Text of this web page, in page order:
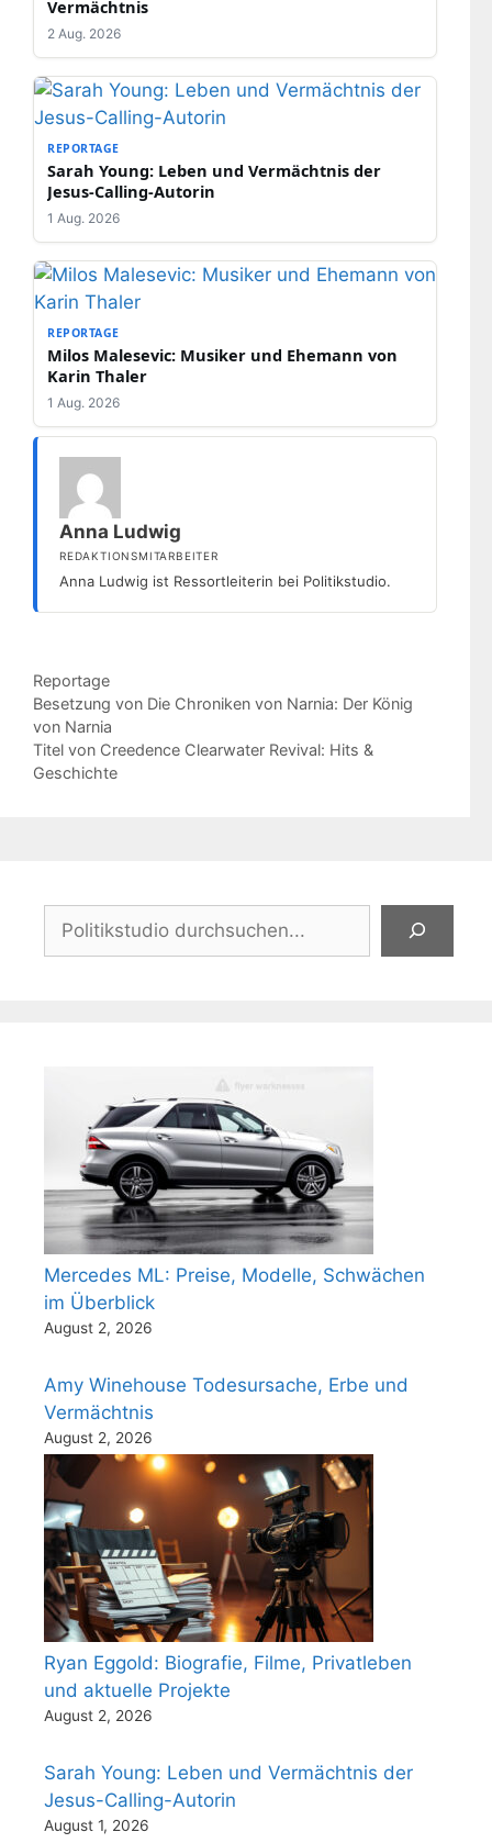
Vermächtnis
2 Aug. 2026
REPORTAGE
Sarah Young: Leben und Vermächtnis der
Jesus-Calling-Autorin
1 Aug. 2026
REPORTAGE
Milos Malesevic: Musiker und Ehemann von
Karin Thaler
1 Aug. 2026
Anna Ludwig
REDAKTIONSMITARBEITER
Anna Ludwig ist Ressortleiterin bei Politikstudio.
Kategorien
Reportage
Besetzung von Die Chroniken von Narnia: Der König
von Narnia
Titel von Creedence Clearwater Revival: Hits &
Geschichte
Mercedes ML: Preise, Modelle, Schwächen
im Überblick
August 2, 2026
Amy Winehouse Todesursache, Erbe und
Vermächtnis
August 2, 2026
Ryan Eggold: Biografie, Filme, Privatleben
und aktuelle Projekte
August 2, 2026
Sarah Young: Leben und Vermächtnis der
Jesus-Calling-Autorin
August 1, 2026